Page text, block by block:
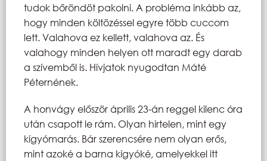
tudok bőröndöt pakolni. A probléma inkább az,
hogy minden költözéssel egyre több cuccom
lett. Valahova ez kellett, valahova az. És
valahogy minden helyen ott maradt egy darab
a szívemből is. Hívjatok nyugodtan Máté
Péternének.
A honvágy először április 23-án reggel kilenc óra
után csapott le rám. Olyan hirtelen, mint egy
kígyómarás. Bár szerencsére nem olyan erős,
mint azoké a barna kígyóké, amelyekkel itt